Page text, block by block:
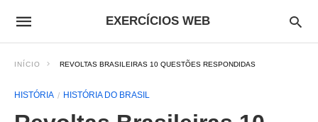
EXERCÍCIOS WEB
INÍCIO REVOLTAS BRASILEIRAS 10 QUESTÕES RESPONDIDAS
HISTÓRIA HISTÓRIA DO BRASIL